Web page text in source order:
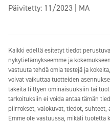
Päivitetty: 11/2023 | MA
Kaikki edellä esitetyt tiedot
nykytietämykseemme ja
vastuuta tehdä omia testejä ja
voivat vaikuttaa tuotteiden
takeita liittyen ominaisuuksiin tai
tarkoituksiin ei voida antaa tämän
piirrokset, valokuvat, tiedot, suhteet,
Emme ole vastuussa, mikäli tuotetta